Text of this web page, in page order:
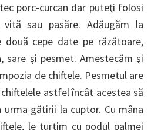
porc-curcan dar puteţi folosi
sau pasăre. Adăugăm la
două cepe date pe răzătoare,
sare şi pesmet. Amestecăm şi
de chiftele. Pesmetul are
astfel încât acestea să
urma gătirii la cuptor. Cu mâna
le turtim cu podul palmei